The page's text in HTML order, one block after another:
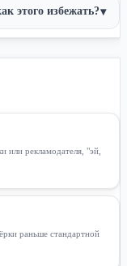
этого избежать?▾
или рекламодателя, "эй,
раньше стандартной